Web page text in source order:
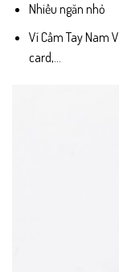
Nhiều ngăn nhỏ
Ví Cầm Tay Nam
card,…